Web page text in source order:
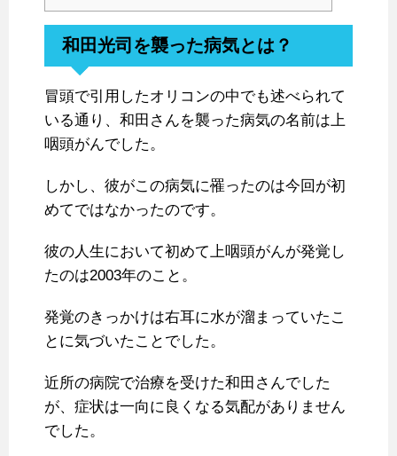
和田光司を襲った病気とは？
冒頭で引用したオリコンの中でも述べられて
いる通り、和田さんを襲った病気の名前は上
咽頭がんでした。
しかし、彼がこの病気に罹ったのは今回が初
めてではなかったのです。
彼の人生において初めて上咽頭がんが発覚し
たのは2003年のこと。
発覚のきっかけは右耳に水が溜まっていたこ
とに気づいたことでした。
近所の病院で治療を受けた和田さんでした
が、症状は一向に良くなる気配がありません
でした。